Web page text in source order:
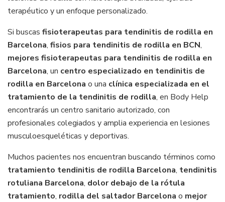
terapéutico y un enfoque personalizado.
Si buscas fisioterapeutas para tendinitis de rodilla en
Barcelona, fisios para tendinitis de rodilla en BCN,
mejores fisioterapeutas para tendinitis de rodilla en
Barcelona, un centro especializado en tendinitis de
rodilla en Barcelona o una clínica especializada en el
tratamiento de la tendinitis de rodilla, en Body Help
encontrarás un centro sanitario autorizado, con
profesionales colegiados y amplia experiencia en lesiones
musculoesqueléticas y deportivas.
Muchos pacientes nos encuentran buscando términos como
tratamiento tendinitis de rodilla Barcelona, tendinitis
rotuliana Barcelona, dolor debajo de la rótula
tratamiento, rodilla del saltador Barcelona o mejor